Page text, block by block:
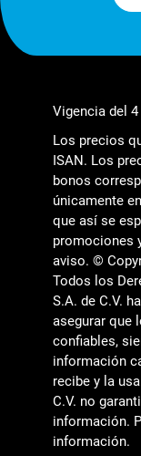
Vigencia del
Los precios
ISAN. Los
bonos
únicamente
que así se
promociones
aviso. ©
Todos los
S.A. de C.V.
asegurar que
confiables,
información
recibe y la
C.V. no
información.
información.